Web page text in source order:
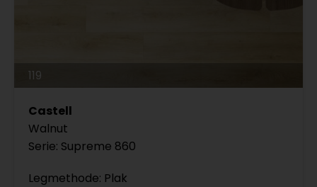
119
Castell
Walnut
Serie: Supreme 860
Legmethode: Plak